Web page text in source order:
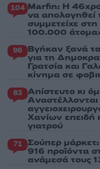
104 Marfin: Η
να απολογηθεί
συμμετείχε
100.000
96 Βγήκαν ξανά
για τη
Γρατσία και
κίνημα σε
83 Απίστευτο κι
Χανίων επειδή
γιατρού
71 Σούπερ
916 προϊόντα
ανάμεσά τους